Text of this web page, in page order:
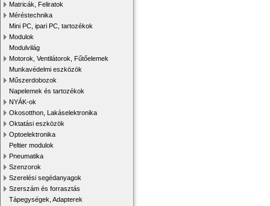
Matricák, Feliratok
Méréstechnika
Mini PC, ipari PC, tartozékok
Modulok
Modulvilág
Motorok, Ventilátorok, Fűtőelemek
Munkavédelmi eszközök
Műszerdobozok
Napelemek és tartozékok
NYÁK-ok
Okosotthon, Lakáselektronika
Oktatási eszközök
Optoelektronika
Peltier modulok
Pneumatika
Szenzorok
Szerelési segédanyagok
Szerszám és forrasztás
Tápegységek, Adapterek